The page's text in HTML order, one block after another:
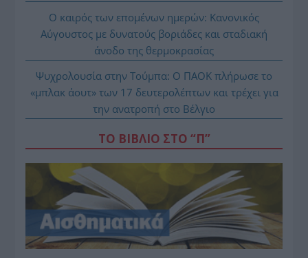
Ο καιρός των επομένων ημερών: Κανονικός
Αύγουστος με δυνατούς βοριάδες και σταδιακή
άνοδο της θερμοκρασίας
Ψυχρολουσία στην Τούμπα: Ο ΠΑΟΚ πλήρωσε το
«μπλακ άουτ» των 17 δευτερολέπτων και τρέχει για
την ανατροπή στο Βέλγιο
ΤΟ ΒΙΒΛΙΟ ΣΤΟ “Π”